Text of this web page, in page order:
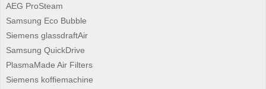
AEG ProSteam
Samsung Eco Bubble
Siemens glassdraftAir
Samsung QuickDrive
PlasmaMade Air Filters
Siemens koffiemachine